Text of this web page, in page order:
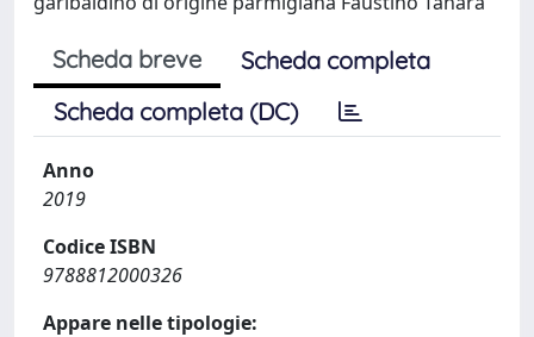
Scheda breve
Scheda completa
Scheda completa (DC)
Anno
2019
Codice ISBN
9788812000326
Appare nelle tipologie: